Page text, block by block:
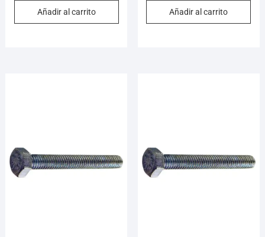
Añadir al carrito Añadir al carrito